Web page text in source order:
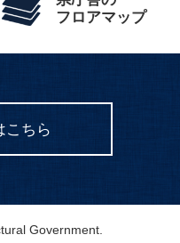
フロアマップ
こちら
Government.